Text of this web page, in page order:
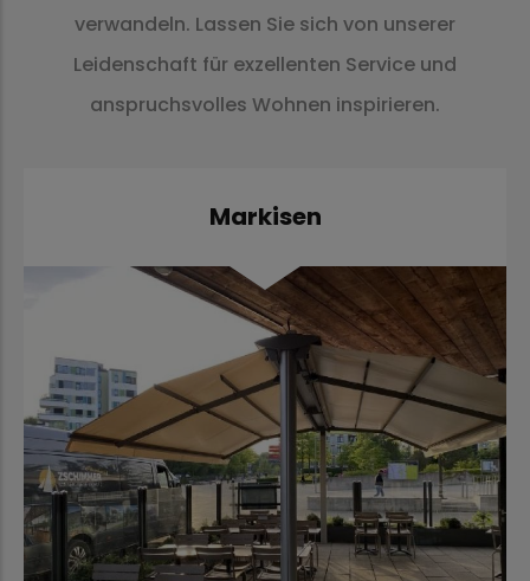
verwandeln. Lassen Sie sich von unserer
Leidenschaft für exzellenten Service und
anspruchsvolles Wohnen inspirieren.
Markisen